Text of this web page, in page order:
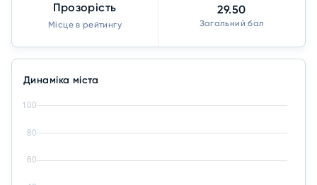
Прозорість
Місце в рейтингу
29.50
Загальний бал
Динаміка міста